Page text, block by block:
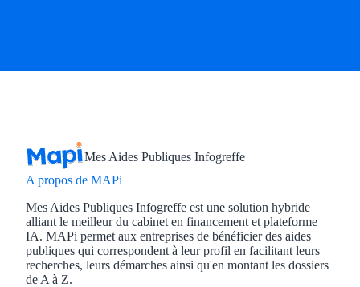
Mes Aides Publiques Infogreffe
A propos de MAPi
Mes Aides Publiques Infogreffe est une solution hybride
alliant le meilleur du cabinet en financement et plateforme
IA. MAPi permet aux entreprises de bénéficier des aides
publiques qui correspondent à leur profil en facilitant leurs
recherches, leurs démarches ainsi qu'en montant les dossiers
de A à Z.